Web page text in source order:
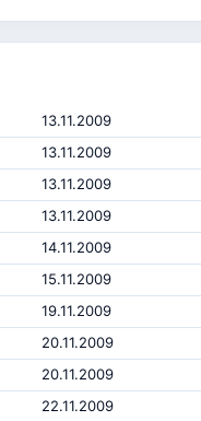
13.11.2009
13.11.2009
13.11.2009
13.11.2009
14.11.2009
15.11.2009
19.11.2009
20.11.2009
20.11.2009
22.11.2009